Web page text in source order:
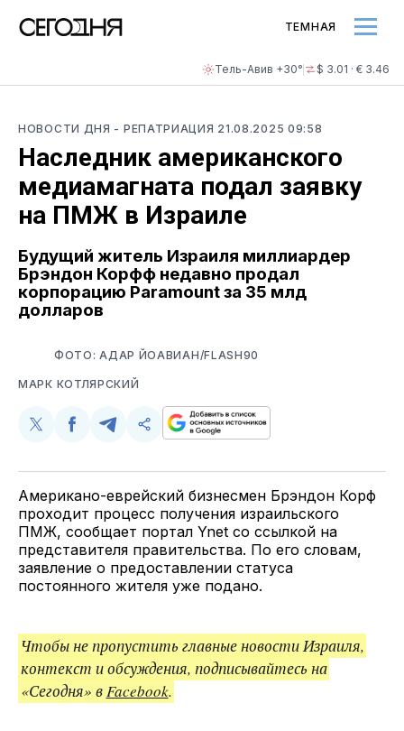
Тель-Авив +30° $ 3.01 · € 3.46
ТЕМНАЯ
НОВОСТИ ДНЯ - РЕПАТРИАЦИЯ 21.08.2025 09:58
Наследник американского
медиамагната подал заявку
на ПМЖ в Израиле
Будущий житель Израиля миллиардер
Брэндон Корфф недавно продал
корпорацию Paramount за 35 млд
долларов
ФОТО: АДАР ЙОАВИАН/FLASH90
МАРК КОТЛЯРСКИЙ
Поделиться
Twitter
Поделиться
Facebook
Поделиться
Telegram
Скопируйте
поделитесь
ссылкой
Американо-еврейский бизнесмен Брэндон Корф
проходит процесс получения израильского
ПМЖ, сообщает портал Ynet со ссылкой на
представителя правительства. По его словам,
заявление о предоставлении статуса
постоянного жителя уже подано.
Чтобы не пропустить главные новости Израиля,
контекст и обсуждения, подписывайтесь на
«Сегодня» вFacebook.